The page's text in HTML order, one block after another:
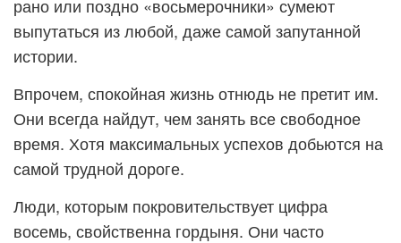
рано или поздно «восьмерочники» сумеют
выпутаться из любой, даже самой запутанной
истории.
Впрочем, спокойная жизнь отнюдь не претит им.
Они всегда найдут, чем занять все свободное
время. Хотя максимальных успехов добьются на
самой трудной дороге.
Люди, которым покровительствует цифра
восемь, свойственна гордыня. Они часто